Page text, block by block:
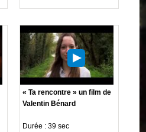
« Ta rencontre » un film de
Valentin Bénard
Durée : 39 sec